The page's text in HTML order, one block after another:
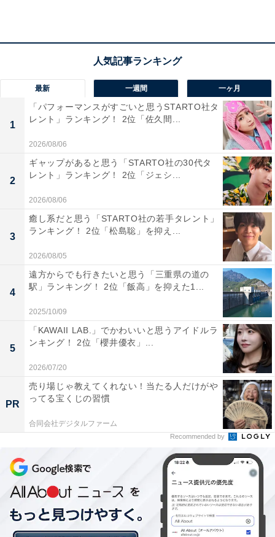
ったり（40代女性）」「ボブが似合う女優を想像したと
ころ、個人的には広瀬すずが候補に上がった（20代男
そのほかには、「かわいさと演技力を備えてるイメージ
だから（20代女性）」「少し気弱なところが似ていそう
だからです（30代女性）」などの理由が挙がりました。
1位：芦田愛菜
最新 一週間 一ヶ月
1
「パフォーマンスがすごいと思うSTARTO社タ
レント」ランキング！ 2位「佐久間...
2026/08/06
2
ギャップがあると思う「STARTO社の30代タ
レント」ランキング！ 2位「ジェシ...
2026/08/06
3
癒し系だと思う「STARTO社の若手タレント」
ランキング！ 2位「松島聡」を抑え...
2026/08/05
4
遠方からでも行きたいと思う「三重県の道の
駅」ランキング！ 2位「飯高」を抑えた1...
2025/10/09
5
「KAWAII LAB.」でかわいいと思うアイドルラ
ンキング！ 2位「櫻井優衣」...
2026/07/20
PR
売り場じゃ教えてくれない！当たる人だけがや
ってる宝くじの習慣
合同会社デジタルファーム
Recommended by